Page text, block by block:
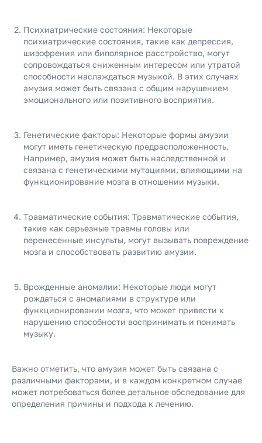
Психиатрические состояния: Некоторые
психиатрические состояния, такие как депрессия,
шизофрения или биполярное расстройство, могут
сопровождаться сниженным интересом или утратой
способности наслаждаться музыкой. В этих случаях
амузия может быть связана с общим нарушением
эмоционального или позитивного восприятия.
Генетические факторы: Некоторые формы амузии
могут иметь генетическую предрасположенность.
Например, амузия может быть наследственной и
связана с генетическими мутациями, влияющими на
функционирование мозга в отношении музыки.
Травматические события: Травматические события,
такие как серьезные травмы головы или
перенесенные инсульты, могут вызывать повреждение
мозга и способствовать развитию амузии.
Врожденные аномалии: Некоторые люди могут
рождаться с аномалиями в структуре или
функционировании мозга, что может привести к
нарушению способности воспринимать и понимать
музыку.
Важно отметить, что амузия может быть связана с
различными факторами, и в каждом конкретном случае
может потребоваться более детальное обследование для
определения причины и подхода к лечению.